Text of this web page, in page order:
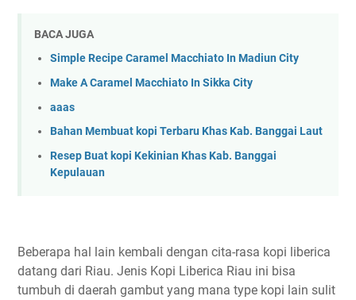
BACA JUGA
Simple Recipe Caramel Macchiato In Madiun City
Make A Caramel Macchiato In Sikka City
aaas
Bahan Membuat kopi Terbaru Khas Kab. Banggai Laut
Resep Buat kopi Kekinian Khas Kab. Banggai
Kepulauan
Beberapa hal lain kembali dengan cita-rasa kopi liberica
datang dari Riau. Jenis Kopi Liberica Riau ini bisa
tumbuh di daerah gambut yang mana type kopi lain sulit